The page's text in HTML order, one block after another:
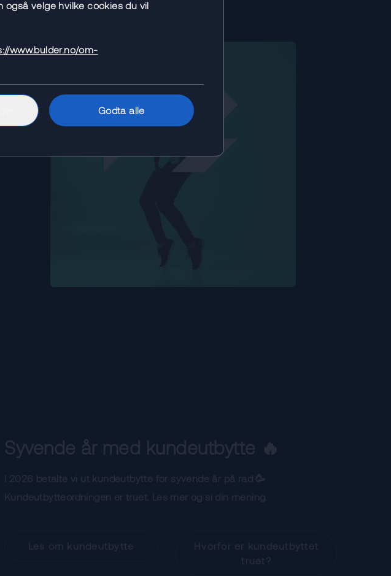
Syvende år med kundeutbytte 🔥
I 2026 betalte vi ut kundeutbytte for syvende år på rad 🥳
Kundeutbytteordningen er truet. Les mer og si din mening.
Les om kundeutbytte
Hvorfor er kundeutbyttet
truet?
også velge hvilke cookies du vil
www.bulder.no/om-
Godta alle